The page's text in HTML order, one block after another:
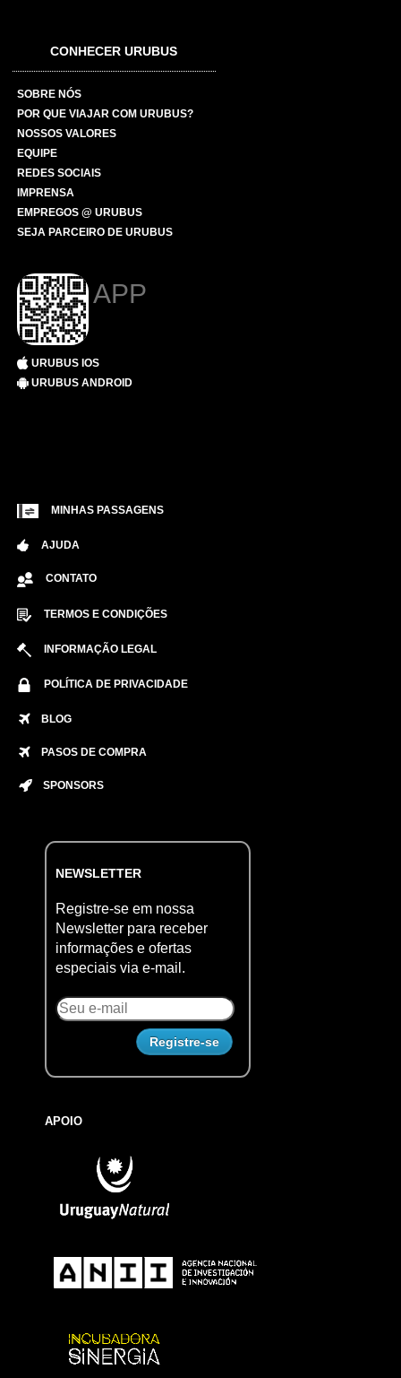
CONHECER URUBUS
SOBRE NÓS
POR QUE VIAJAR COM URUBUS?
NOSSOS VALORES
EQUIPE
REDES SOCIAIS
IMPRENSA
EMPREGOS @ URUBUS
SEJA PARCEIRO DE URUBUS
APP
URUBUS IOS
URUBUS ANDROID
MINHAS PASSAGENS
AJUDA
CONTATO
TERMOS E CONDIÇÕES
INFORMAÇÃO LEGAL
POLÍTICA DE PRIVACIDADE
BLOG
PASOS DE COMPRA
SPONSORS
NEWSLETTER
Registre-se em nossa
Newsletter para receber
informações e ofertas
especiais via e-mail.
APOIO